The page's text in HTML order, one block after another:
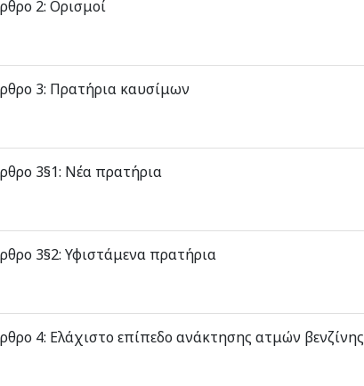
2: Ορισμοί
3: Πρατήρια καυσίμων
3§1: Nέα πρατήρια
3§2: Υφιστάμενα πρατήρια
4: Ελάχιστο επίπεδο ανάκτησης ατμών βενζίνης